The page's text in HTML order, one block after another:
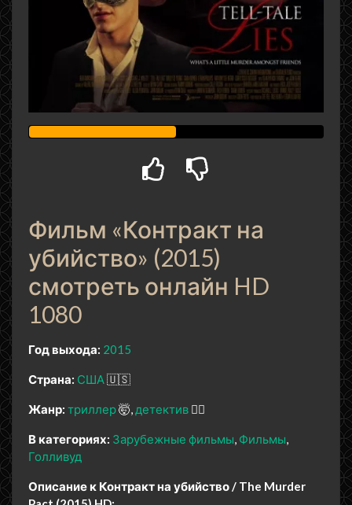
Фильм «Контракт на
убийство» (2015)
смотреть онлайн HD
1080
Год выхода: 2015
Страна: США 🇺🇸
Жанр: триллер🤯 детектив 🕵️‍♂️
В категориях: Зарубежные фильмы Фильмы
Голливуд
Описание к Контракт на убийство / The Murder